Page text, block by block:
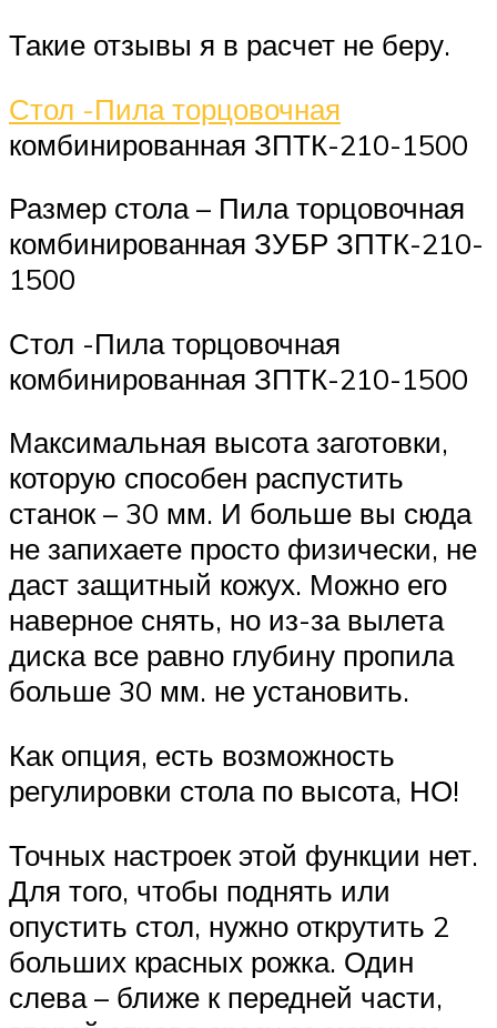
Такие отзывы я в расчет не беру.
Стол -Пила торцовочная
комбинированная ЗПТК-210-1500
Размер стола – Пила торцовочная
комбинированная ЗУБР ЗПТК-210-
1500
Стол -Пила торцовочная
комбинированная ЗПТК-210-1500
Максимальная высота заготовки,
которую способен распустить
станок – 30 мм. И больше вы сюда
не запихаете просто физически, не
даст защитный кожух. Можно его
наверное снять, но из-за вылета
диска все равно глубину пропила
больше 30 мм. не установить.
Как опция, есть возможность
регулировки стола по высота, НО!
Точных настроек этой функции нет.
Для того, чтобы поднять или
опустить стол, нужно открутить 2
больших красных рожка. Один
слева – ближе к передней части,